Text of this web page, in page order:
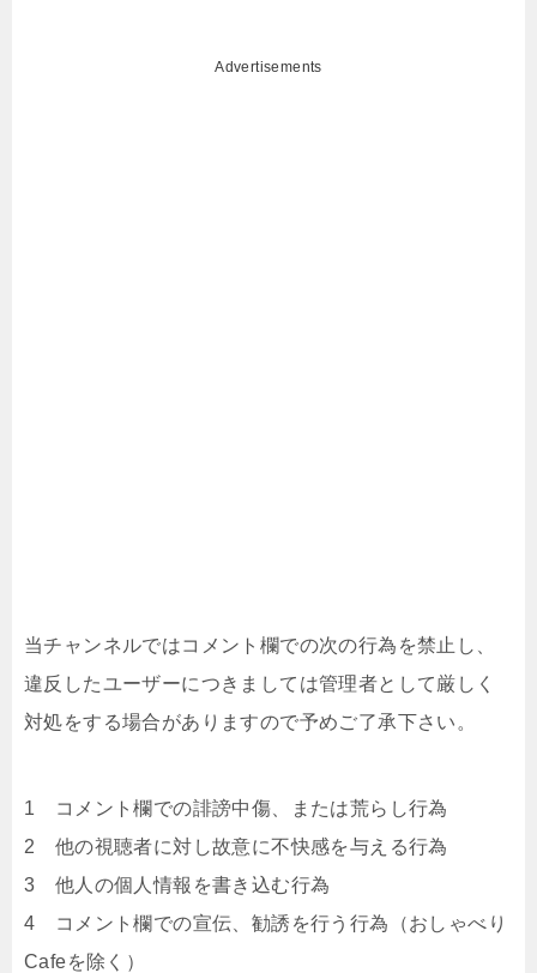
Advertisements
当チャンネルではコメント欄での次の行為を禁止し、
違反したユーザーにつきましては管理者として厳しく
対処をする場合がありますので予めご了承下さい。
1 コメント欄での誹謗中傷、または荒らし行為
2 他の視聴者に対し故意に不快感を与える行為
3 他人の個人情報を書き込む行為
4 コメント欄での宣伝、勧誘を行う行為（おしゃべり
Cafeを除く）